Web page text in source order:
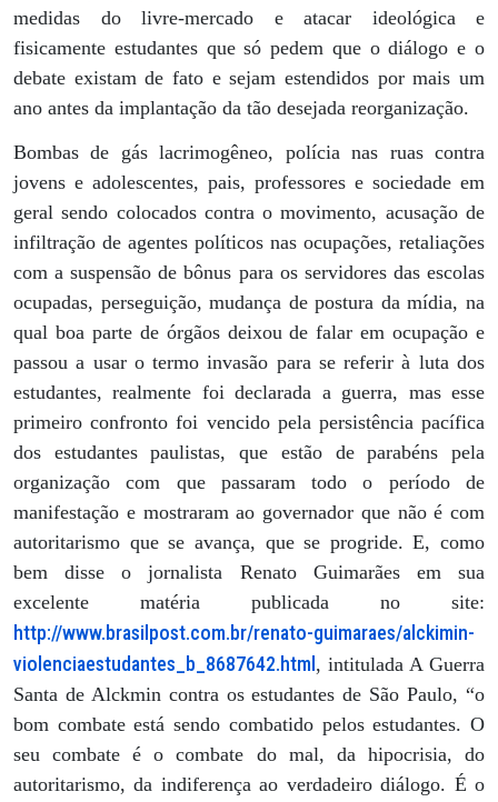
medidas do livre-mercado e atacar ideológica e
fisicamente estudantes que só pedem que o diálogo e o
debate existam de fato e sejam estendidos por mais um
ano antes da implantação da tão desejada reorganização.
Bombas de gás lacrimogêneo, polícia nas ruas contra
jovens e adolescentes, pais, professores e sociedade em
geral sendo colocados contra o movimento, acusação de
infiltração de agentes políticos nas ocupações, retaliações
com a suspensão de bônus para os servidores das escolas
ocupadas, perseguição, mudança de postura da mídia, na
qual boa parte de órgãos deixou de falar em ocupação e
passou a usar o termo invasão para se referir à luta dos
estudantes, realmente foi declarada a guerra, mas esse
primeiro confronto foi vencido pela persistência pacífica
dos estudantes paulistas, que estão de parabéns pela
organização com que passaram todo o período de
manifestação e mostraram ao governador que não é com
autoritarismo que se avança, que se progride. E, como
bem disse o jornalista Renato Guimarães em sua
excelente matéria publicada no site:
http://www.brasilpost.com.br/renato-guimaraes/alckimin-
violenciaestudantes_b_8687642.html , intituladaA Guerra
Santa de Alckmin contra os estudantes de São Paulo, “o
bom combate está sendo combatido pelos estudantes. O
seu combate é o combate do mal, da hipocrisia, do
autoritarismo, da indiferença ao verdadeiro diálogo. É o